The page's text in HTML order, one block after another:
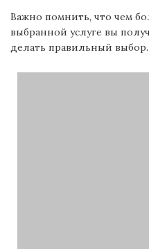
Важно помнить, что чем
выбранной услуге вы
делать правильный выбор.